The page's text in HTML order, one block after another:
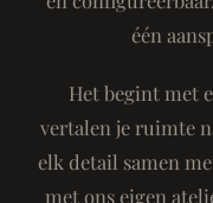
één
Het begint met
vertalen je ruimte
elk detail samen
met ons eigen